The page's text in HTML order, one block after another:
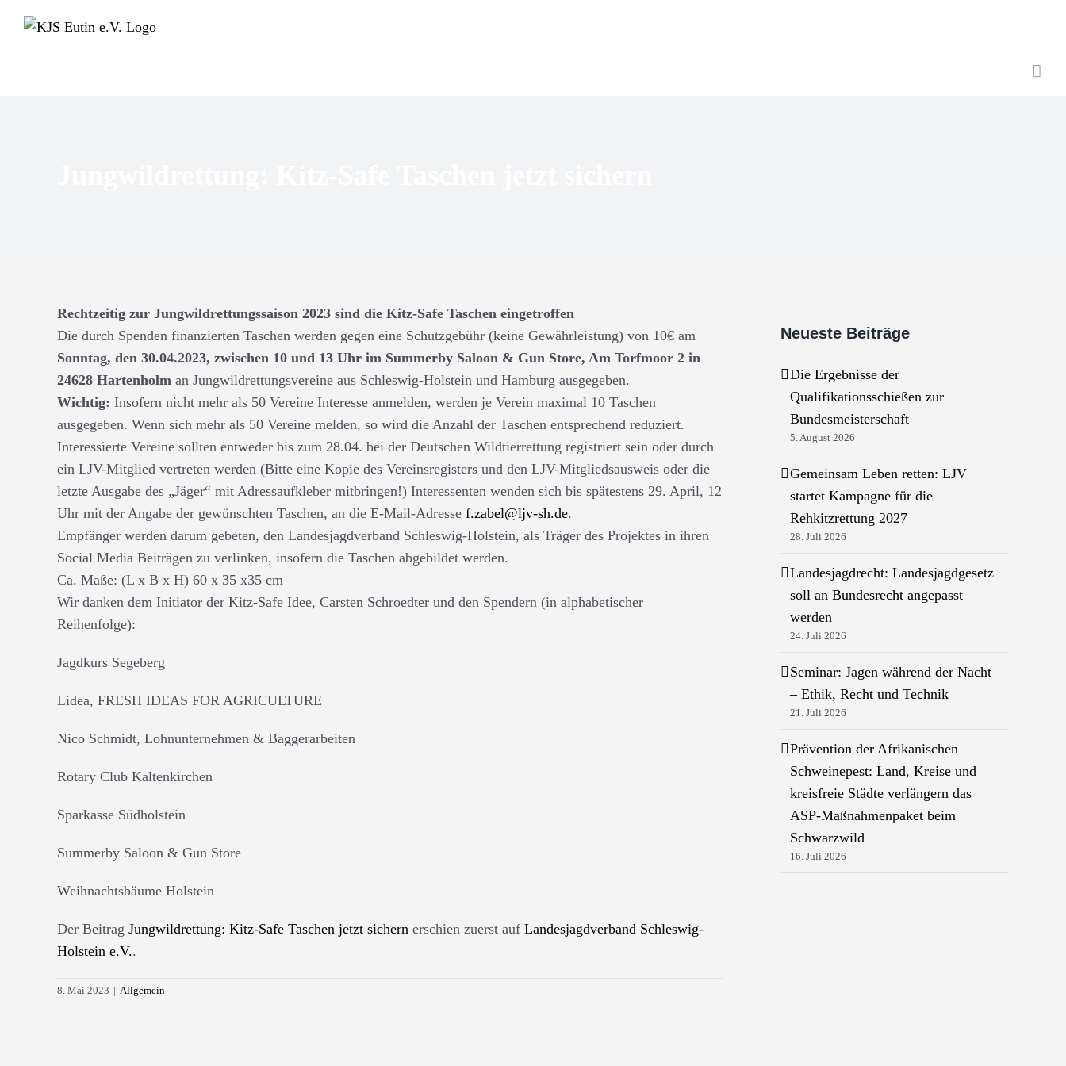
Rechtzeitig zur Jungwildrettungssaison 2023 sind die Kitz-Safe Taschen eingetroffen
Die durch Spenden finanzierten Taschen werden gegen eine Schutzgebühr (keine Gewährleistung) von 10€ am
Sonntag, den 30.04.2023, zwischen 10 und 13 Uhr im Summerby Saloon & Gun Store, Am Torfmoor 2 in
24628 Hartenholm an Jungwildrettungsvereine aus Schleswig-Holstein und Hamburg ausgegeben.
Wichtig: Insofern nicht mehr als 50 Vereine Interesse anmelden, werden je Verein maximal 10 Taschen
ausgegeben. Wenn sich mehr als 50 Vereine melden, so wird die Anzahl der Taschen entsprechend reduziert.
Interessierte Vereine sollten entweder bis zum 28.04. bei der Deutschen Wildtierrettung registriert sein oder durch
ein LJV-Mitglied vertreten werden (Bitte eine Kopie des Vereinsregisters und den LJV-Mitgliedsausweis oder die
letzte Ausgabe des „Jäger“ mit Adressaufkleber mitbringen!) Interessenten wenden sich bis spätestens 29. April, 12
Uhr mit der Angabe der gewünschten Taschen, an die E-Mail-Adresse f.zabel@ljv-sh.de.
Empfänger werden darum gebeten, den Landesjagdverband Schleswig-Holstein, als Träger des Projektes in ihren
Social Media Beiträgen zu verlinken, insofern die Taschen abgebildet werden.
Ca. Maße: (L x B x H) 60 x 35 x35 cm
Wir danken dem Initiator der Kitz-Safe Idee, Carsten Schroedter und den Spendern (in alphabetischer
Reihenfolge):
Jagdkurs Segeberg
Lidea, FRESH IDEAS FOR AGRICULTURE
Nico Schmidt, Lohnunternehmen & Baggerarbeiten
Rotary Club Kaltenkirchen
Sparkasse Südholstein
Summerby Saloon & Gun Store
Weihnachtsbäume Holstein
Der Beitrag Jungwildrettung: Kitz-Safe Taschen jetzt sichern erschien zuerst auf Landesjagdverband Schleswig-
Holstein e.V..
8. Mai 2023 | Allgemein
Neueste Beiträge
Die Ergebnisse der
Qualifikationsschießen zur
Bundesmeisterschaft
5. August 2026
Gemeinsam Leben retten: LJV
startet Kampagne für die
Rehkitzrettung 2027
28. Juli 2026
Landesjagdrecht: Landesjagdgesetz
soll an Bundesrecht angepasst
werden
24. Juli 2026
Seminar: Jagen während der Nacht
– Ethik, Recht und Technik
21. Juli 2026
Prävention der Afrikanischen
Schweinepest: Land, Kreise und
kreisfreie Städte verlängern das
ASP-Maßnahmenpaket beim
Schwarzwild
16. Juli 2026